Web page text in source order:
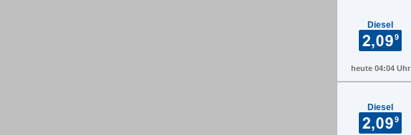
Diesel
heute 04:04 Uhr
Diesel